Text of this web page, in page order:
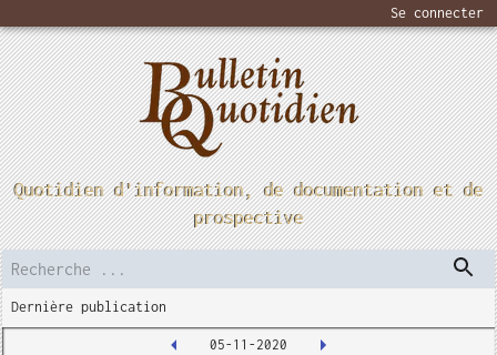
Se connecter
Quotidien d'information, de documentation et de
prospective
Dernière publication
05-11-2020